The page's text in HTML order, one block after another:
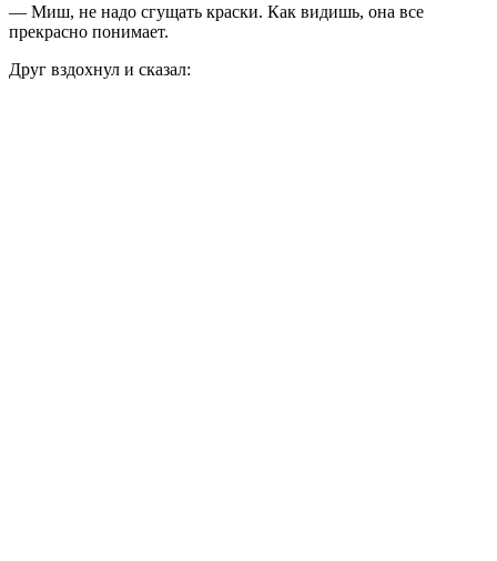
— Миш, не надо сгущать краски. Как видишь, она все
прекрасно понимает.
Друг вздохнул и сказал: